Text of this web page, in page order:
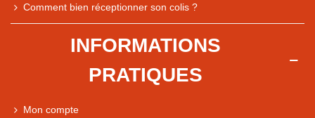
Comparaison des performances du magasin
Express, Chez vous, Point relais, Retrait magasin
Comment bien réceptionner son colis ?
INFORMATIONS
PRATIQUES
Mon compte